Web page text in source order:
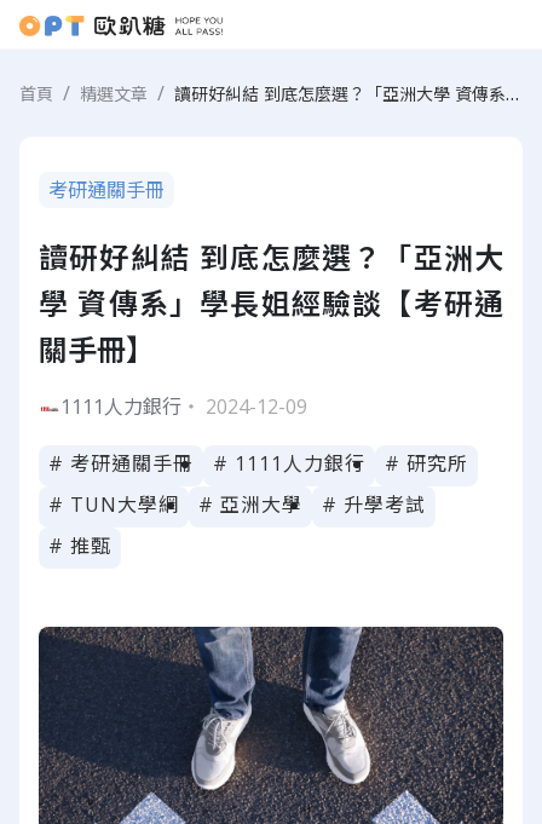
首頁 精選文章 讀研好糾結 到底怎麼選？「亞洲大學 資傳系」學長姐經驗談【考研通關手冊】
考研通關手冊
讀研好糾結 到底怎麼選？「亞洲大
學 資傳系」學長姐經驗談【考研通
關手冊】
1111人力銀行 ・ 2024-12-09
# 考研通關手冊 # 1111人力銀行
# 研究所
# TUN大學網
# 亞洲大學
# 升學考試
# 推甄